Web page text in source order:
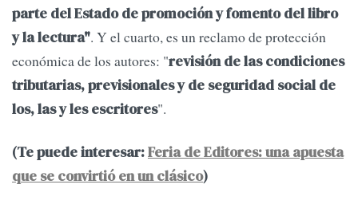
parte del Estado de promoción y fomento del libro
y la lectura". Y el cuarto, es un reclamo de protección
económica de los autores: "revisión de las condiciones
tributarias, previsionales y de seguridad social de
los, las y les escritores".
(Te puede interesar:Feria de Editores: una apuesta
que se convirtió en un clásico)